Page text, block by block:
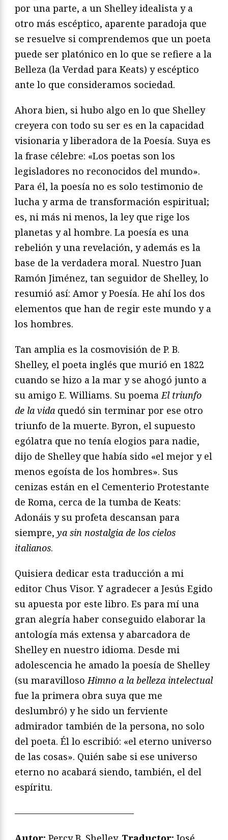
por una parte, a un Shelley idealista y a
otro más escéptico, aparente paradoja que
se resuelve si comprendemos que un poeta
puede ser platónico en lo que se refiere a la
Belleza (la Verdad para Keats) y escéptico
ante lo que consideramos sociedad.
Ahora bien, si hubo algo en lo que Shelley
creyera con todo su ser es en la capacidad
visionaria y liberadora de la Poesía. Suya es
la frase célebre: «Los poetas son los
legisladores no reconocidos del mundo».
Para él, la poesía no es solo testimonio de
lucha y arma de transformación espiritual;
es, ni más ni menos, la ley que rige los
planetas y al hombre. La poesía es una
rebelión y una revelación, y además es la
base de la verdadera moral. Nuestro Juan
Ramón Jiménez, tan seguidor de Shelley, lo
resumió así: Amor y Poesía. He ahí los dos
elementos que han de regir este mundo y a
los hombres.
Tan amplia es la cosmovisión de P. B.
Shelley, el poeta inglés que murió en 1822
cuando se hizo a la mar y se ahogó junto a
su amigo E. Williams. Su poemaEl triunfo
de la vida quedó sin terminar por ese otro
triunfo de la muerte. Byron, el supuesto
ególatra que no tenía elogios para nadie,
dijo de Shelley que había sido «el mejor y el
menos egoísta de los hombres». Sus
cenizas están en el Cementerio Protestante
de Roma, cerca de la tumba de Keats:
Adonáis y su profeta descansan para
siempre, ya sin nostalgia de los cielos
italianos.
Quisiera dedicar esta traducción a mi
editor Chus Visor. Y agradecer a Jesús Egido
su apuesta por este libro. Es para mí una
gran alegría haber conseguido elaborar la
antología más extensa y abarcadora de
Shelley en nuestro idioma. Desde mi
adolescencia he amado la poesía de Shelley
(su maravillosoHimno a la belleza intelectual
fue la primera obra suya que me
deslumbró) y he sido un ferviente
admirador también de la persona, no solo
del poeta. Él lo escribió: «el eterno universo
de las cosas». Quién sabe si ese universo
eterno no acabará siendo, también, el del
espíritu.
—————————————